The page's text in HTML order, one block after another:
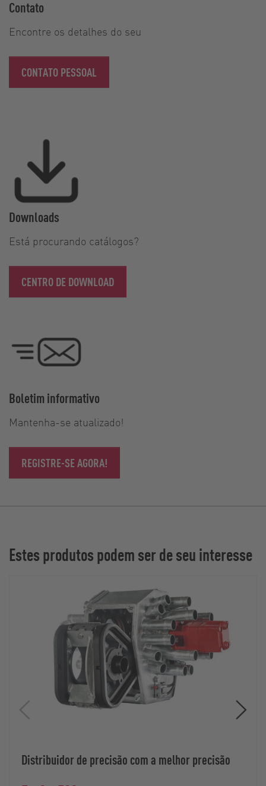
Contato
Encontre os detalhes do seu
CONTATO PESSOAL
Downloads
Está procurando catálogos?
CENTRO DE DOWNLOAD
Boletim informativo
Mantenha-se atualizado!
REGISTRE-SE AGORA!
Estes produtos podem ser de seu interesse
Distribuidor de precisão com a melhor precisão